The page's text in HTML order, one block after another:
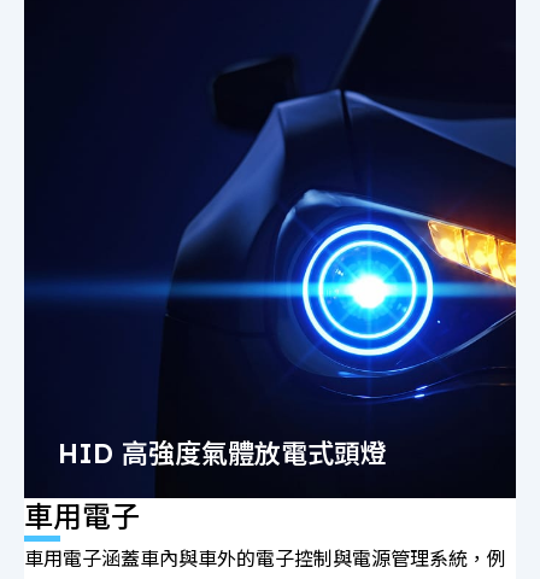
車用電子
車用電子涵蓋車內與車外的電子控制與電源管理系統，例
HID 高強度氣體放電式頭燈